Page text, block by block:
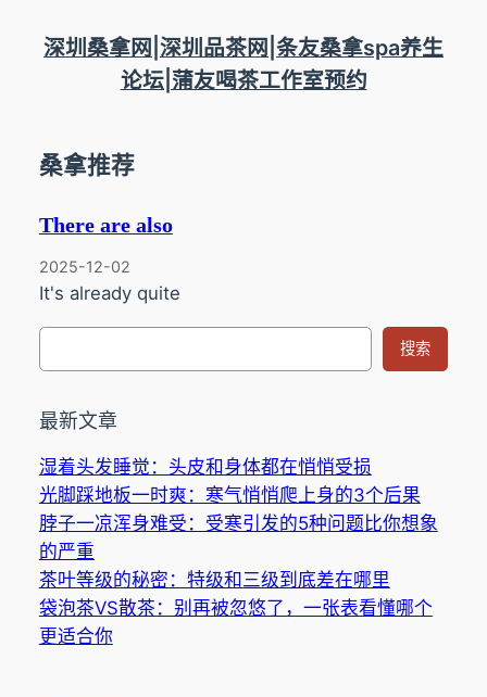
深圳桑拿网|深圳品茶网|条友桑拿spa养生
论坛|蒲友喝茶工作室预约
桑拿推荐
There are also
2025-12-02
It's already quite
搜
搜索
最新文章
湿着头发睡觉：头皮和身体都在悄悄受损
光脚踩地板一时爽：寒气悄悄爬上身的3个后果
脖子一凉浑身难受：受寒引发的5种问题比你想象
的严重
茶叶等级的秘密：特级和三级到底差在哪里
袋泡茶VS散茶：别再被忽悠了，一张表看懂哪个
更适合你